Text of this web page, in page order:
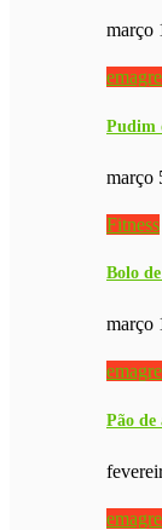
março
Pudim
março
Fitness
Bolo
março
Pão de